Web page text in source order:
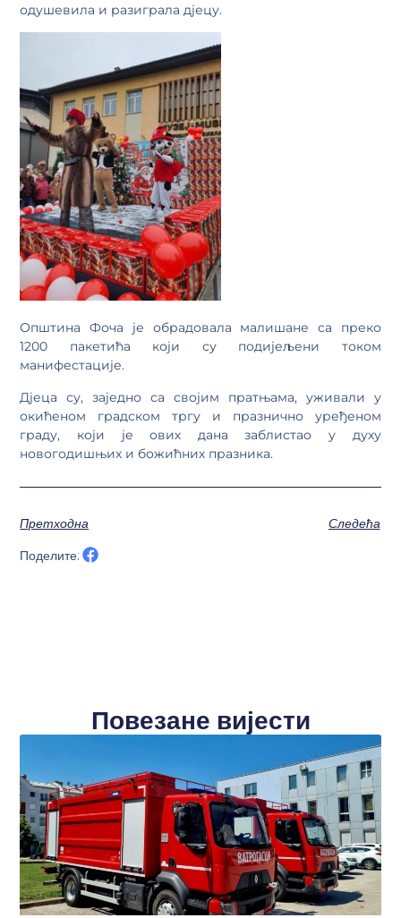
одушевила и разиграла дјецу.
Општина Фоча је обрадовала малишане са преко
1200 пакетића који су подијељени током
манифестације.
Дјеца су, заједно са својим пратњама, уживали у
окићеном градском тргу и празнично уређеном
граду, који је ових дана заблистао у духу
новогодишњих и божићних празника.
Претходна
Следећа
Поделите:
Повезане вијести